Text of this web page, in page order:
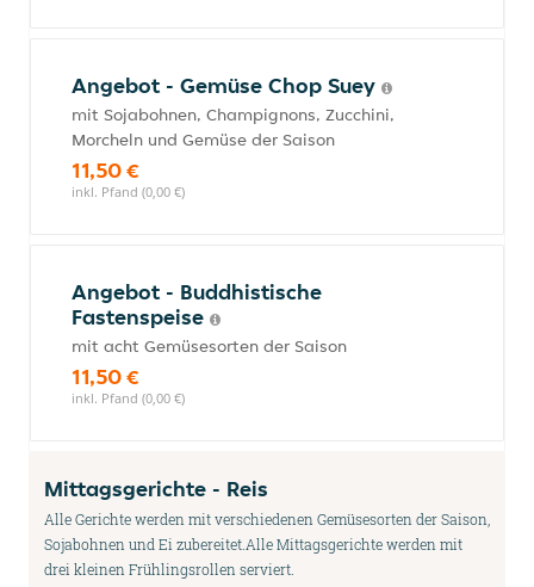
Angebot - Gemüse Chop Suey
mit Sojabohnen, Champignons, Zucchini,
Morcheln und Gemüse der Saison
11,50 €
inkl. Pfand (0,00 €)
Angebot - Buddhistische
Fastenspeise
mit acht Gemüsesorten der Saison
11,50 €
inkl. Pfand (0,00 €)
Mittagsgerichte - Reis
Alle Gerichte werden mit verschiedenen Gemüsesorten der Saison,
Sojabohnen und Ei zubereitet.Alle Mittagsgerichte werden mit
drei kleinen Frühlingsrollen serviert.